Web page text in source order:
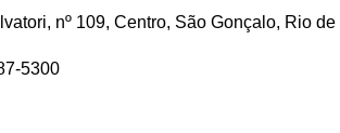
nº 109, Centro, São Gonçalo, Rio
5300